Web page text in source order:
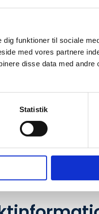
funktioner til sociale
med vores partnere
disse data med andre
Statistik
hjælper dig med